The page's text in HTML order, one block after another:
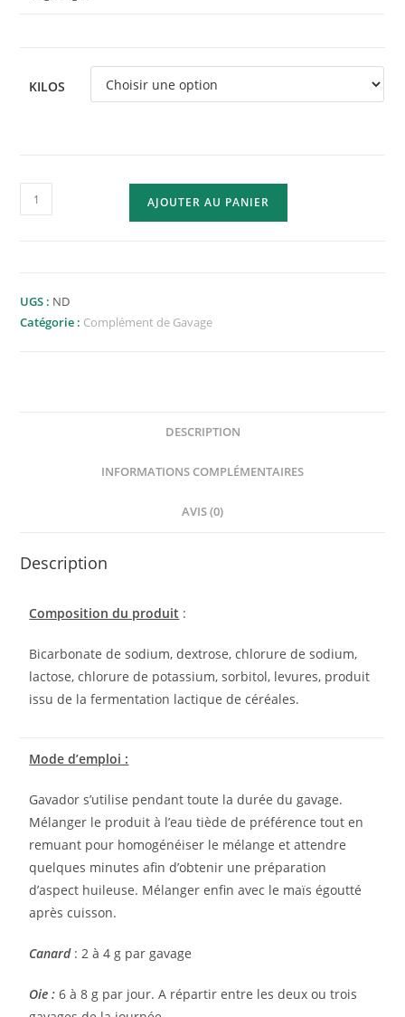
KILOS
AJOUTER AU PANIER
UGS : ND
Catégorie : Complément de Gavage
DESCRIPTION
INFORMATIONS COMPLÉMENTAIRES
AVIS (0)
Description
Composition du produit :
Bicarbonate de sodium, dextrose, chlorure de sodium,
lactose, chlorure de potassium, sorbitol, levures, produit
issu de la fermentation lactique de céréales.
Mode d’emploi :
Gavador s’utilise pendant toute la durée du gavage.
Mélanger le produit à l’eau tiède de préférence tout en
remuant pour homogénéiser le mélange et attendre
quelques minutes afin d’obtenir une préparation
d’aspect huileuse. Mélanger enfin avec le maïs égoutté
après cuisson.
Canard : 2 à 4 g par gavage
Oie :6 à 8 g par jour. A répartir entre les deux ou trois